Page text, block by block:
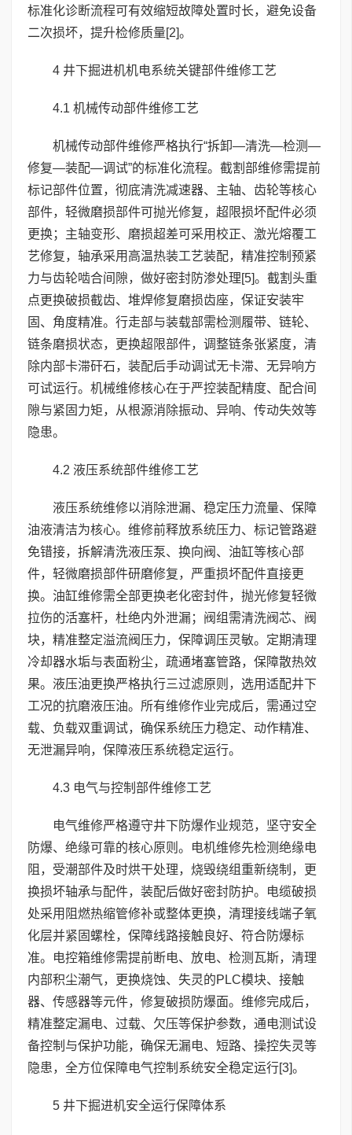
标准化诊断流程可有效缩短故障处置时长，避免设备
二次损坏，提升检修质量[2]。
4 井下掘进机机电系统关键部件维修工艺
4.1 机械传动部件维修工艺
机械传动部件维修严格执行“拆卸—清洗—检测—
修复—装配—调试”的标准化流程。截割部维修需提前
标记部件位置，彻底清洗减速器、主轴、齿轮等核心
部件，轻微磨损部件可抛光修复，超限损坏配件必须
更换；主轴变形、磨损超差可采用校正、激光熔覆工
艺修复，轴承采用高温热装工艺装配，精准控制预紧
力与齿轮啮合间隙，做好密封防渗处理[5]。截割头重
点更换破损截齿、堆焊修复磨损齿座，保证安装牢
固、角度精准。行走部与装载部需检测履带、链轮、
链条磨损状态，更换超限部件，调整链条张紧度，清
除内部卡滞矸石，装配后手动调试无卡滞、无异响方
可试运行。机械维修核心在于严控装配精度、配合间
隙与紧固力矩，从根源消除振动、异响、传动失效等
隐患。
4.2 液压系统部件维修工艺
液压系统维修以消除泄漏、稳定压力流量、保障
油液清洁为核心。维修前释放系统压力、标记管路避
免错接，拆解清洗液压泵、换向阀、油缸等核心部
件，轻微磨损部件研磨修复，严重损坏配件直接更
换。油缸维修需全部更换老化密封件，抛光修复轻微
拉伤的活塞杆，杜绝内外泄漏；阀组需清洗阀芯、阀
块，精准整定溢流阀压力，保障调压灵敏。定期清理
冷却器水垢与表面粉尘，疏通堵塞管路，保障散热效
果。液压油更换严格执行三过滤原则，选用适配井下
工况的抗磨液压油。所有维修作业完成后，需通过空
载、负载双重调试，确保系统压力稳定、动作精准、
无泄漏异响，保障液压系统稳定运行。
4.3 电气与控制部件维修工艺
电气维修严格遵守井下防爆作业规范，坚守安全
防爆、绝缘可靠的核心原则。电机维修先检测绝缘电
阻，受潮部件及时烘干处理，烧毁绕组重新绕制，更
换损坏轴承与配件，装配后做好密封防护。电缆破损
处采用阻燃热缩管修补或整体更换，清理接线端子氧
化层并紧固螺栓，保障线路接触良好、符合防爆标
准。电控箱维修需提前断电、放电、检测瓦斯，清理
内部积尘潮气，更换烧蚀、失灵的PLC模块、接触
器、传感器等元件，修复破损防爆面。维修完成后，
精准整定漏电、过载、欠压等保护参数，通电测试设
备控制与保护功能，确保无漏电、短路、操控失灵等
隐患，全方位保障电气控制系统安全稳定运行[3]。
5 井下掘进机安全运行保障体系